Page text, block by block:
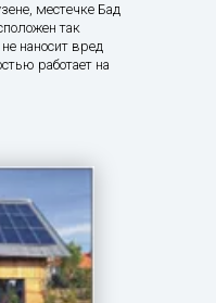
местечке Бад
так
наносит вред
работает на